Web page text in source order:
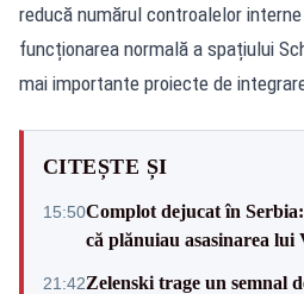
reducă numărul controalelor
funcționarea normală a spațiului
mai importante proiecte de
CITEȘTE ȘI
15:50Complot dejucat în
că plănuiau asasinarea lui
21:42Zelenski trage un semnal